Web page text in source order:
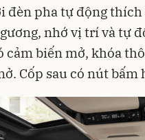
đèn pha tự động
nhớ vị trí và tự
cảm biến mở, khóa
Cốp sau có nút bấm